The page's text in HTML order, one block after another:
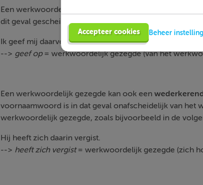
Een werkwoordelijk gezegde kan ook een
dit geval gescheiden in de zin voorkomen, zoals
Ik geef mij daarvoor op.
--> geef op= werkwoordelijk gezegde (van het
Een werkwoordelijk gezegde kan ook een
voornaamwoord is in dat geval onafscheidelijk van
werkwoordelijk gezegde, zoals bijvoorbeeld in de
Hij heeft zich daarin vergist.
--> heeft zich vergist= werkwoordelijk gezegde (zich
Accepteer cookies Beheer